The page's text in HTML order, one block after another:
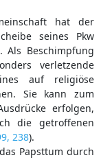
hat der
seines Pkw
Als Beschimpfung
verletzende
auf religiöse
Sie kann zum
erfolgen,
die getroffenen
238).
Papsttum durch